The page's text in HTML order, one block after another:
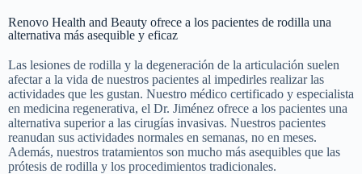
Renovo Health and Beauty ofrece a los pacientes de rodilla una
alternativa más asequible y eficaz
Las lesiones de rodilla y la degeneración de la articulación suelen
afectar a la vida de nuestros pacientes al impedirles realizar las
actividades que les gustan. Nuestro médico certificado y especialista
en medicina regenerativa, el Dr. Jiménez ofrece a los pacientes una
alternativa superior a las cirugías invasivas. Nuestros pacientes
reanudan sus actividades normales en semanas, no en meses.
Además, nuestros tratamientos son mucho más asequibles que las
prótesis de rodilla y los procedimientos tradicionales.